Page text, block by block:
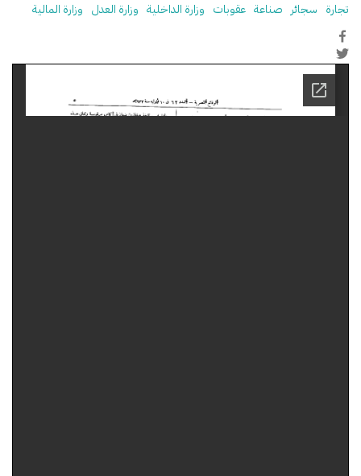
تجارة سجائر صناعة عقوبات وزارة الداخلية وزارة العدل وزارة المالية